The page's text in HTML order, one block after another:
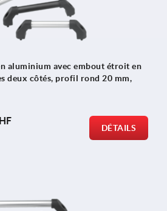
aluminium avec embout étroit en
deux côtés, profil rond 20 mm,
DÉTAILS